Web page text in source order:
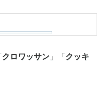
クロワッサン 」「 クッキ